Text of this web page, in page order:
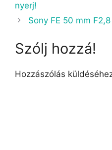
nyerj!
Sony FE 50 mm
Szólj hozzá!
Hozzászólás